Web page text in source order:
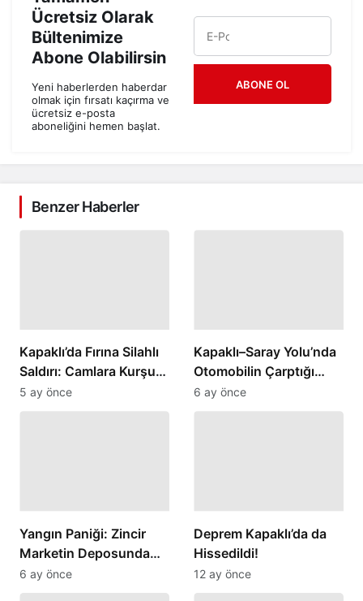
Ücretsiz Olarak
Bültenimize
Abone Olabilirsin
Yeni haberlerden haberdar
olmak için fırsatı kaçırma ve
ücretsiz e-posta
aboneliğini hemen başlat.
ABONE OL
Benzer Haberler
Kapaklı’da Fırına Silahlı
Saldırı: Camlara Kurşun
İsabet Etti
5 ay önce
Kapaklı–Saray Yolu’nda
Otomobilin Çarptığı
Kadın Yaralandı
6 ay önce
Yangın Paniği: Zincir
Marketin Deposunda
Korku Dolu Anlar
Yaşandı
6 ay önce
Deprem Kapaklı’da da
Hissedildi!
12 ay önce